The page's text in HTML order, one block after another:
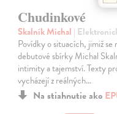
Chudinkové
Skalník Michal |
Povídky o situacích, jimiž
debutové sbírky Michal
intimity a tajemství. Texty
vycházejí z reálných…
Na stiahnutie ako